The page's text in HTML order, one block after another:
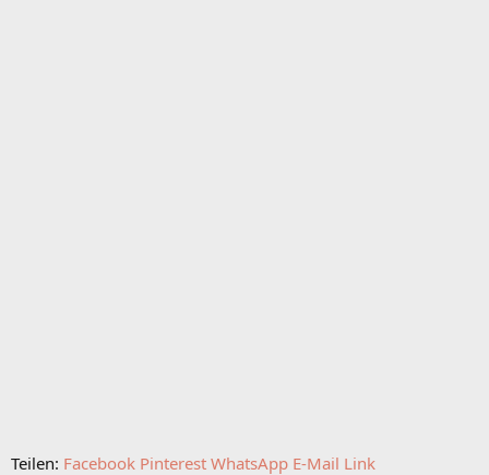
Teilen: Facebook Pinterest WhatsApp E-Mail Link